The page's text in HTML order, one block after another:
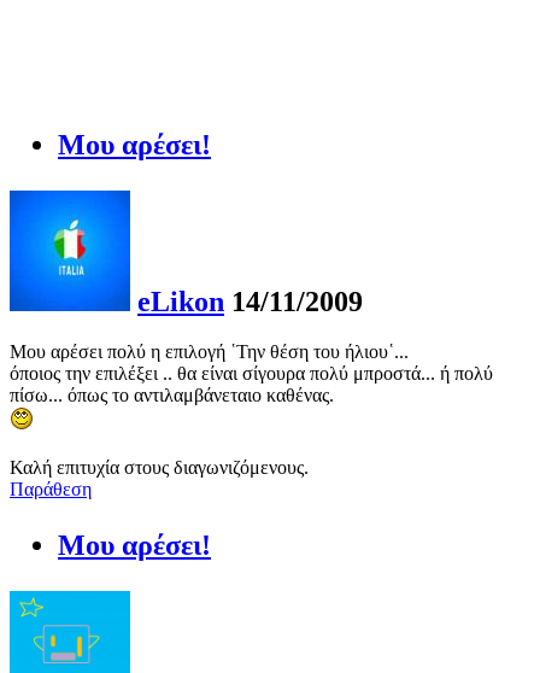
Μου αρέσει!
eLikon 14/11/2009
Μου αρέσει πολύ η επιλογή ῾Την θέση του ήλιου῾...
όποιος την επιλέξει .. θα είναι σίγουρα πολύ μπροστά... ή πολύ
πίσω... όπως το αντιλαμβάνεταιο καθένας.
Καλή επιτυχία στους διαγωνιζόμενους.
Παράθεση
Μου αρέσει!